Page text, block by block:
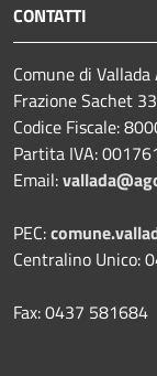
CONTATTI
Comune di
Frazione Sachet
Codice Fiscale:
Partita IVA:
Email:
PEC:
Centralino Unico:
Fax: 0437 581684